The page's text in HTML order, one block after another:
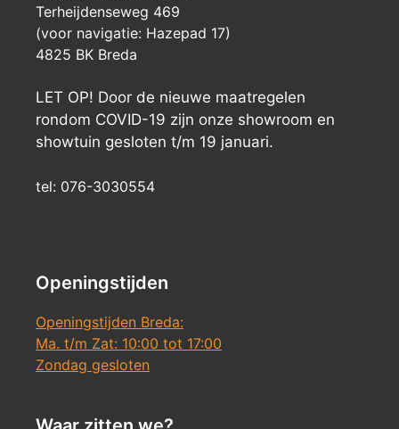
Terheijdenseweg 469
(voor navigatie: Hazepad 17)
4825 BK Breda
LET OP! Door de nieuwe maatregelen
rondom COVID-19 zijn onze showroom en
showtuin gesloten t/m 19 januari.
tel: 076-3030554
Openingstijden
Openingstijden Breda:
Ma. t/m Zat: 10:00 tot 17:00
Zondag gesloten